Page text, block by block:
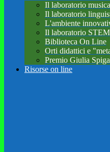
Il laboratorio
Il laboratorio
L'ambiente
Il laboratorio STEM
Biblioteca On Line
Orti didattici e
Premio Giulia
Risorse on line